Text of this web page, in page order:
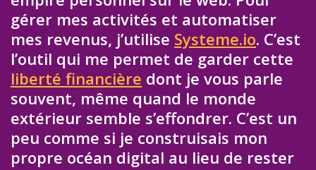
gérer mes activités et automatiser
mes revenus, j’utilise Systeme.io. C’est
l’outil qui me permet de garder cette
liberté financière dont je vous parle
souvent, même quand le monde
extérieur semble s’effondrer. C’est un
peu comme si je construisais mon
propre océan digital au lieu de rester